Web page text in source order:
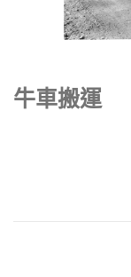
牛車搬運